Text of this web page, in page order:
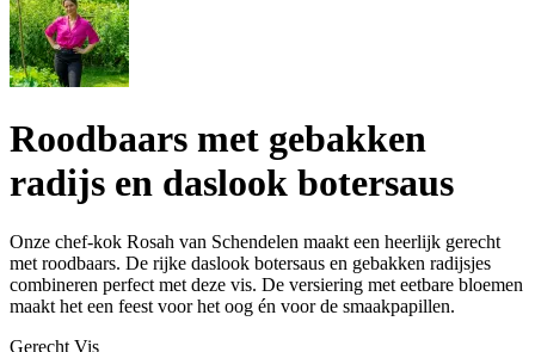
Roodbaars met gebakken
radijs en daslook botersaus
Onze chef-kok Rosah van Schendelen maakt een heerlijk gerecht
met roodbaars. De rijke daslook botersaus en gebakken radijsjes
combineren perfect met deze vis. De versiering met eetbare bloemen
maakt het een feest voor het oog én voor de smaakpapillen.
Gerecht Vis